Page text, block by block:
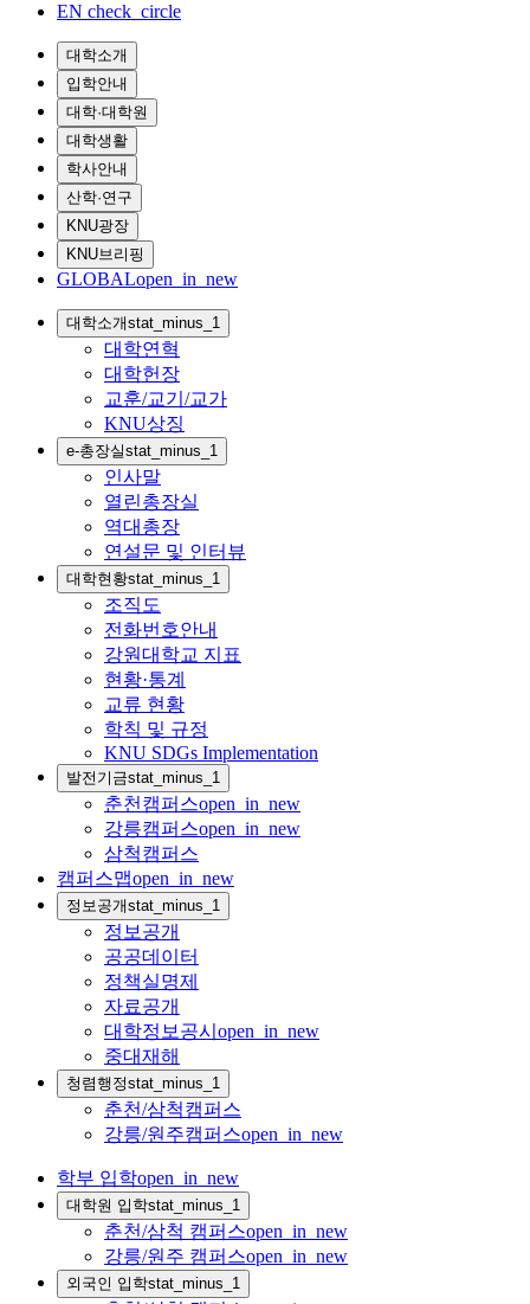
EN check_circle
대학소개
입학안내
대학·대학원
대학생활
학사안내
산학·연구
KNU광장
KNU브리핑
GLOBALopen_in_new
대학소개stat_minus_1
대학연혁
대학헌장
교훈/교기/교가
KNU상징
e-총장실stat_minus_1
인사말
열린총장실
역대총장
연설문 및 인터뷰
대학현황stat_minus_1
조직도
전화번호안내
강원대학교 지표
현황·통계
교류 현황
학칙 및 규정
KNU SDGs Implementation
발전기금stat_minus_1
춘천캠퍼스open_in_new
강릉캠퍼스open_in_new
삼척캠퍼스
캠퍼스맵open_in_new
정보공개stat_minus_1
정보공개
공공데이터
정책실명제
자료공개
대학정보공시 open_in_new
중대재해
청렴행정stat_minus_1
춘천/삼척캠퍼스
강릉/원주캠퍼스open_in_new
학부 입학open_in_new
대학원 입학stat_minus_1
춘천/삼척 캠퍼스open_in_new
강릉/원주 캠퍼스open_in_new
외국인 입학stat_minus_1